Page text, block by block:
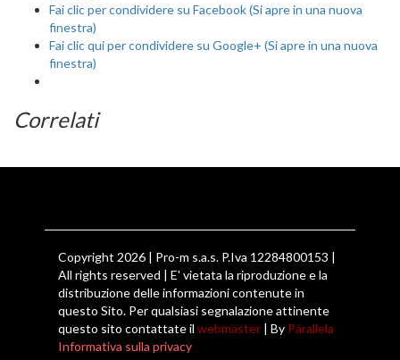
Fai clic per condividere su Facebook (Si apre in una nuova
finestra)
Fai clic qui per condividere su Google+ (Si apre in una nuova
finestra)
Correlati
Copyright 2026 | Pro-m s.a.s. P.Iva 12284800153 |
All rights reserved | E' vietata la riproduzione e la
distribuzione delle informazioni contenute in
questo Sito. Per qualsiasi segnalazione attinente
questo sito contattate il webmaster | By Parallela
Informativa sulla privacy